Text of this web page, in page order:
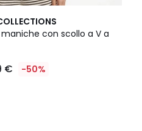
con scollo a V a
€ -50%